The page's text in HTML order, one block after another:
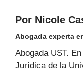
Por Nicole
Abogada experta
Abogada UST.
Jurídica de la